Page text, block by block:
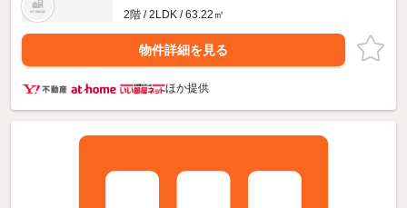
2階 / 2LDK / 63.22㎡
物件詳細を見る
ほか提供